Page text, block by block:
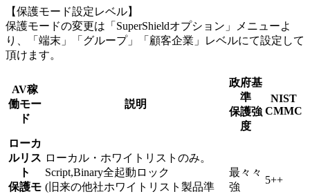
【保護モード設定レベル】
保護モードの変更は「SuperShieldオプション」メニューよ
り、「端末」「グループ」「顧客企業」レベルにて設定して
頂けます。
AV稼
働モー
ド
説明
政府基
準
保護強
度
NIST
CMMC
ローカ
ルリス
ト
保護モ
ローカル・ホワイトリストのみ。
Script,Binary全起動ロック
(旧来の他社ホワイトリスト製品準
最々々
強
5++